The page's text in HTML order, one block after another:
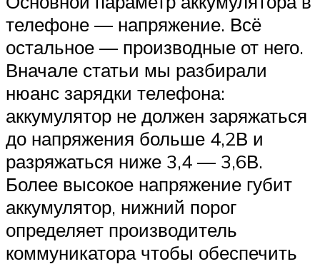
телефоне — напряжение. Всё
остальное — производные от него.
Вначале статьи мы разбирали
нюанс зарядки телефона:
аккумулятор не должен заряжаться
до напряжения больше 4,2В и
разряжаться ниже 3,4 — 3,6В.
Более высокое напряжение губит
аккумулятор, нижний порог
определяет производитель
коммуникатора чтобы обеспечить